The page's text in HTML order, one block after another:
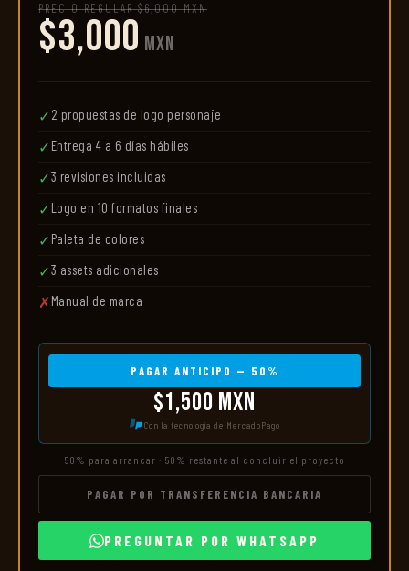
PRECIO REGULAR $6,000 MXN
$3,000 MXN
✓ 2 propuestas de logo personaje
✓ Entrega 4 a 6 días hábiles
✓3 revisiones incluidas
✓ Logo en 10 formatos finales
✓ Paleta de colores
✓3 assets adicionales
✗ Manual de marca
PAGAR ANTICIPO — 50%
$1,500 MXN
Con la tecnología de MercadoPago
50% para arrancar · 50% restante al concluir el proyecto
PAGAR POR TRANSFERENCIA BANCARIA
PREGUNTAR POR WHATSAPP